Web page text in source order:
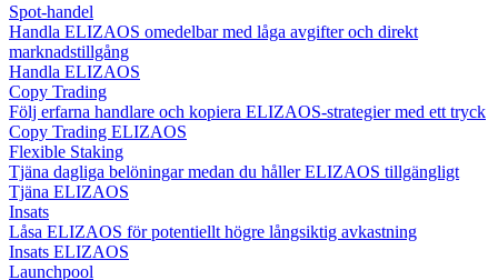
Spot-handel
Handla ELIZAOS omedelbar med låga avgifter och direkt
marknadstillgång
Handla ELIZAOS
Copy Trading
Följ erfarna handlare och kopiera ELIZAOS-strategier med ett tryck
Copy Trading ELIZAOS
Flexible Staking
Tjäna dagliga belöningar medan du håller ELIZAOS tillgängligt
Tjäna ELIZAOS
Insats
Låsa ELIZAOS för potentiellt högre långsiktig avkastning
Insats ELIZAOS
Launchpool